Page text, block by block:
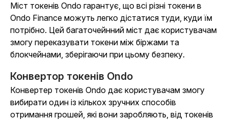
Міст токенів Ondo гарантує, що всі різні токени в
Ondo Finance можуть легко дістатися туди, куди їм
потрібно. Цей багаточейнний міст дає користувачам
змогу переказувати токени між біржами та
блокчейнами, зберігаючи при цьому безпеку.
Конвертор токенів Ondo
Конвертер токенів Ondo дає користувачам змогу
вибирати один із кількох зручних способів
отримання грошей, які вони заробляють, від токенів